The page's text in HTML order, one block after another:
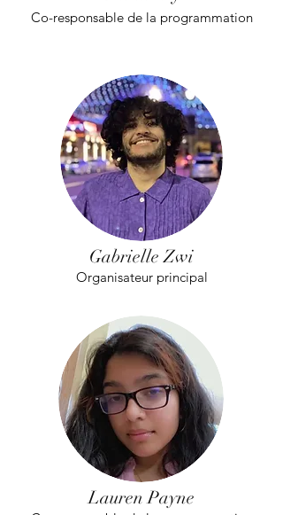
Co-responsable de la programmation
Gabrielle Zwi
Organisateur principal
Lauren Payne